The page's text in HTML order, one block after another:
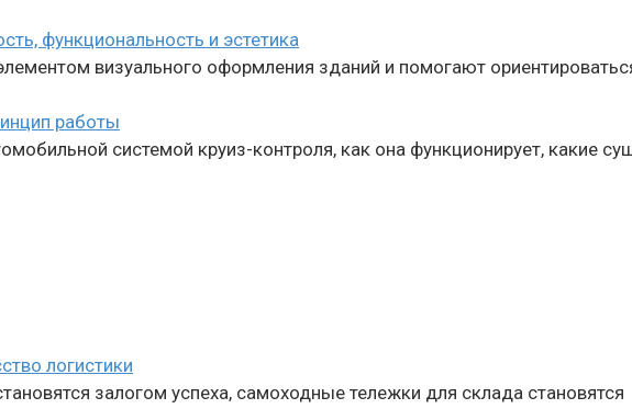
функциональность и эстетика
визуального оформления зданий и помогают
работы
системой круиз-контроля, как она функционирует, какие
логистики
залогом успеха, самоходные тележки для склада становятся